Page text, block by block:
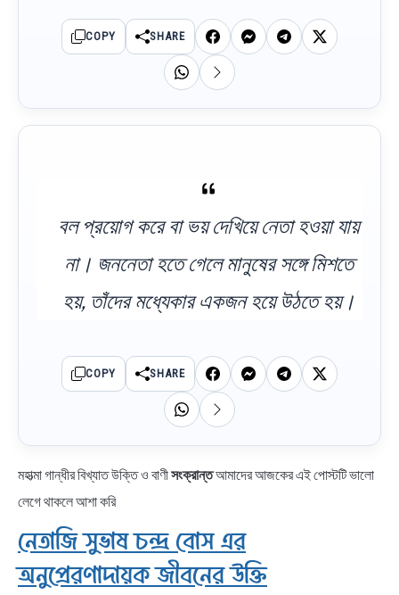
COPY SHARE
বল প্রয়োগ করে বা ভয় দেখিয়ে নেতা হওয়া যায়
না। জননেতা হতে গেলে মানুষের সঙ্গে মিশতে
হয়, তাঁদের মধ্যেকার একজন হয়ে উঠতে হয়।
COPY SHARE
মহাত্মা গান্ধীর বিখ্যাত উক্তি ও বাণীসংক্রান্তআমাদের আজকের এই পোস্টটি ভালো
লেগে থাকলে আশা করি
নেতাজি সুভাষ চন্দ্র বোস এর
অনুপ্রেরণাদায়ক জীবনের উক্তি